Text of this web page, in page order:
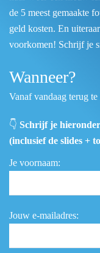
de 5 meest gemaakte
geld kosten. En
voorkomen! Schrijf je
Wanneer?
Vanaf vandaag terug
👇 Schrijf je
(inclusief de slides +
Je voornaam:
Jouw e-mailadres: